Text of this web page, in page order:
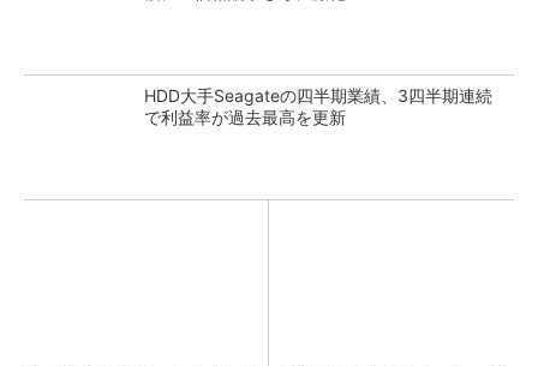
HDD大手Seagateの四半期業績、3四半期連続
で利益率が過去最高を更新